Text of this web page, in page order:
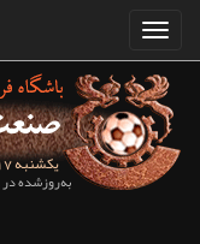
یکشنبه 17 مرداد ماه 1405
به‌روزشده در 15 ساعت و 5 دقیقه قبل